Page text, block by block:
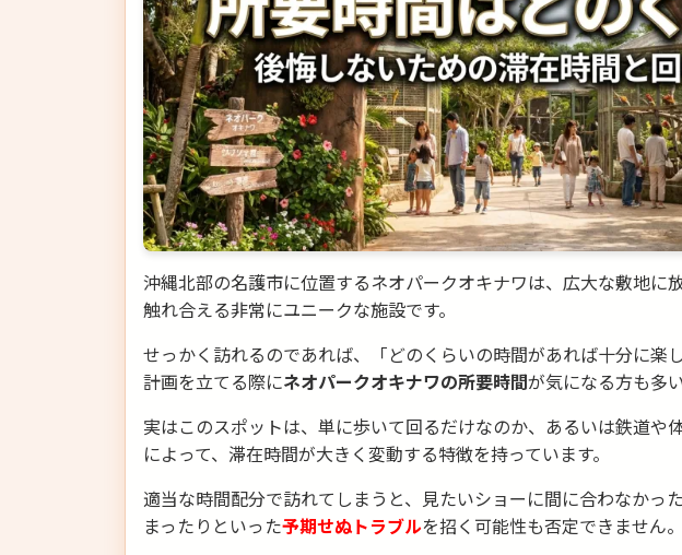
沖縄北部の名護市に位置するネオパークオキナワは、広大な敷地に
触れ合える非常にユニークな施設です。
せっかく訪れるのであれば、「どのくらいの時間があれば十分に楽
計画を立てる際にネオパークオキナワの所要時間が気になる方も多
実はこのスポットは、単に歩いて回るだけなのか、あるいは鉄道や
によって、滞在時間が大きく変動する特徴を持っています。
適当な時間配分で訪れてしまうと、見たいショーに間に合わなかっ
まったりといった予期せぬトラブルを招く可能性も否定できません。